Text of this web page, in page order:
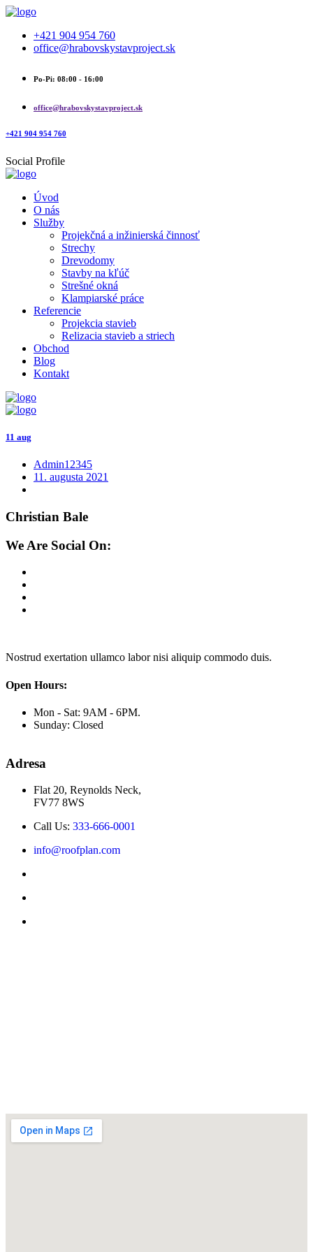
+421 904 954 760
office@hrabovskystavproject.sk
Po-Pi: 08:00 - 16:00
office@hrabovskystavproject.sk
+421 904 954 760
Social Profile
Úvod
O nás
Služby
Projekčná a inžinierská činnosť
Strechy
Drevodomy
Stavby na kľúč
Strešné okná
Klampiarské práce
Referencie
Projekcia stavieb
Relizacia stavieb a striech
Obchod
Blog
Kontakt
11 aug
Admin12345
11. augusta 2021
Christian Bale
We Are Social On:
Nostrud exertation ullamco labor nisi aliquip commodo duis.
Open Hours:
Mon - Sat: 9AM - 6PM.
Sunday: Closed
Adresa
Flat 20, Reynolds Neck,
FV77 8WS
Call Us: 333-666-0001
info@roofplan.com